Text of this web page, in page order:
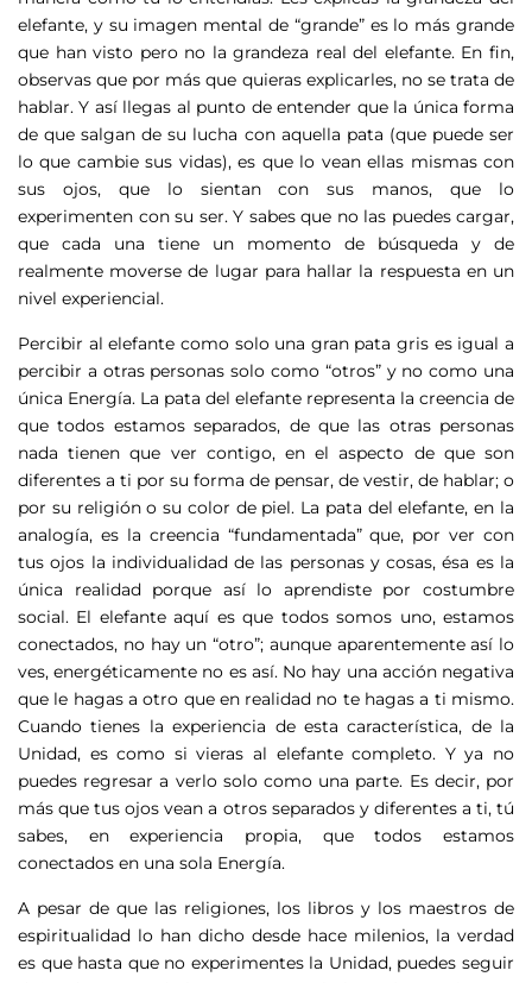
elefante, y su imagen mental de “grande” es lo más grande
que han visto pero no la grandeza real del elefante. En fin,
observas que por más que quieras explicarles, no se trata de
hablar. Y así llegas al punto de entender que la única forma
de que salgan de su lucha con aquella pata (que puede ser
lo que cambie sus vidas), es que lo vean ellas mismas con
sus ojos, que lo sientan con sus manos, que lo
experimenten con su ser. Y sabes que no las puedes cargar,
que cada una tiene un momento de búsqueda y de
realmente moverse de lugar para hallar la respuesta en un
nivel experiencial.
Percibir al elefante como solo una gran pata gris es igual a
percibir a otras personas solo como “otros” y no como una
única Energía. La pata del elefante representa la creencia de
que todos estamos separados, de que las otras personas
nada tienen que ver contigo, en el aspecto de que son
diferentes a ti por su forma de pensar, de vestir, de hablar; o
por su religión o su color de piel. La pata del elefante, en la
analogía, es la creencia “fundamentada” que, por ver con
tus ojos la individualidad de las personas y cosas, ésa es la
única realidad porque así lo aprendiste por costumbre
social. El elefante aquí es que todos somos uno, estamos
conectados, no hay un “otro”; aunque aparentemente así lo
ves, energéticamente no es así. No hay una acción negativa
que le hagas a otro que en realidad no te hagas a ti mismo.
Cuando tienes la experiencia de esta característica, de la
Unidad, es como si vieras al elefante completo. Y ya no
puedes regresar a verlo solo como una parte. Es decir, por
más que tus ojos vean a otros separados y diferentes a ti, tú
sabes, en experiencia propia, que todos estamos
conectados en una sola Energía.
A pesar de que las religiones, los libros y los maestros de
espiritualidad lo han dicho desde hace milenios, la verdad
es que hasta que no experimentes la Unidad, puedes seguir